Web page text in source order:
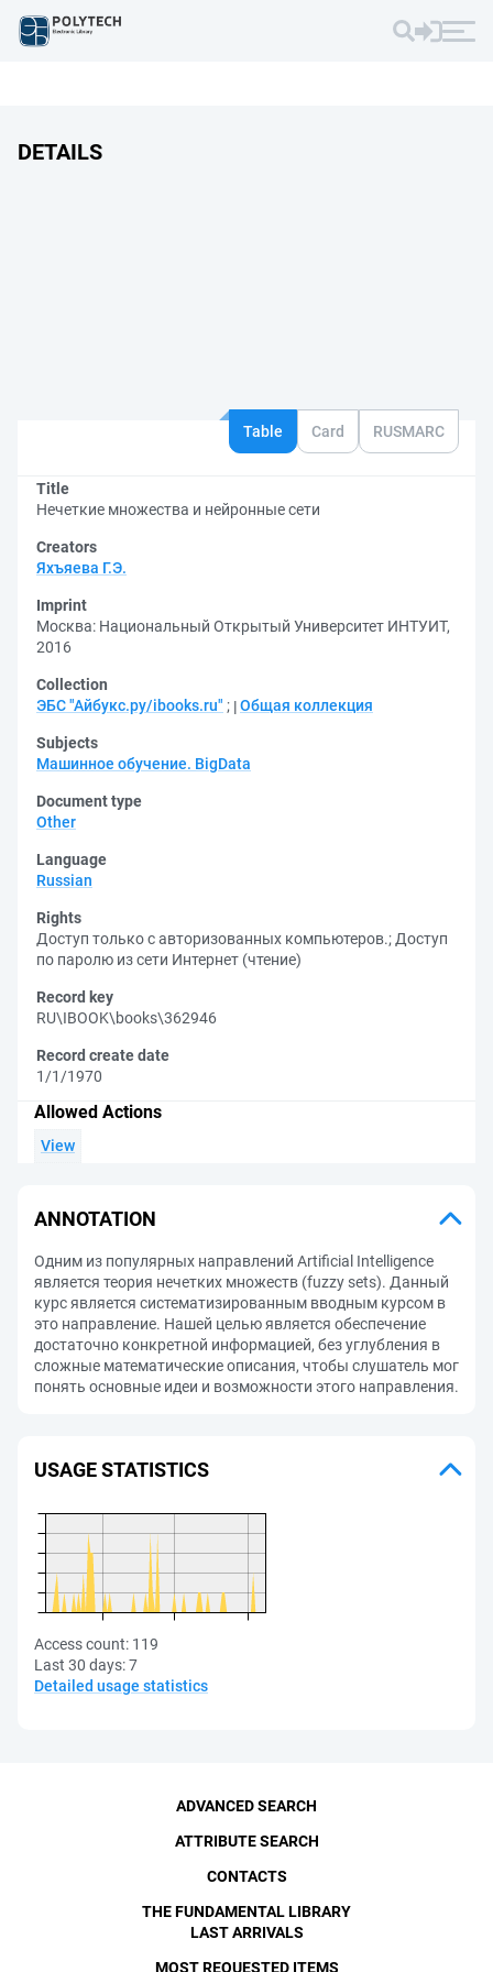
DETAILS
Table Card RUSMARC
Title
Нечеткие множества и нейронные сети
Creators
Яхъяева Г.Э.
Imprint
Москва: Национальный Открытый Университет ИНТУИТ,
2016
Collection
ЭБС "Айбукс.ру/ibooks.ru" ; Общая коллекция
Subjects
Машинное обучение. BigData
Document type
Other
Language
Russian
Rights
Доступ только с авторизованных компьютеров.; Доступ
по паролю из сети Интернет (чтение)
Record key
RU\IBOOK\books\362946
Record create date
1/1/1970
Allowed Actions
View
ANNOTATION
Одним из популярных направлений Artificial Intelligence
является теория нечетких множеств (fuzzy sets). Данный
курс является систематизированным вводным курсом в
это направление. Нашей целью является обеспечение
достаточно конкретной информацией, без углубления в
сложные математические описания, чтобы слушатель мог
понять основные идеи и возможности этого направления.
USAGE STATISTICS
Access count: 119
Last 30 days:7
Detailed usage statistics
ADVANCED SEARCH
ATTRIBUTE SEARCH
CONTACTS
THE FUNDAMENTAL LIBRARY
LAST ARRIVALS
MOST REQUESTED ITEMS